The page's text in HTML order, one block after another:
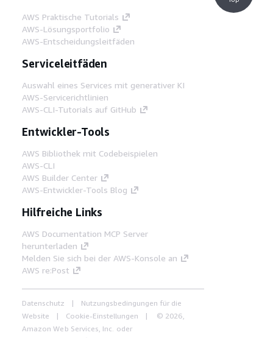
AWS Praktische Tutorials
AWS-Lösungsportfolio
AWS-Entscheidungsleitfäden
Serviceleitfäden
Auswahl eines Services mit generativer KI
AWS-Servicerichtlinien
AWS-CLI-Tutorials auf GitHub
Entwickler-Tools
AWS Bibliothek mit Codebeispielen
AWS-CLI
AWS Builder Center
AWS-Entwickler-Tools Blog
Hilfreiche Links
AWS Documentation MCP Server
herunterladen
Melden Sie sich bei der AWS-Konsole an
AWS re:Post
Datenschutz
Nutzungsbedingungen für die
Website
Cookie-Einstellungen
© 2026,
Amazon Web Services, Inc. oder